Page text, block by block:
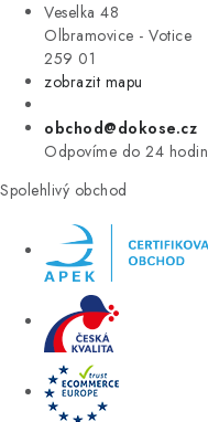
Veselka 48
Olbramovice - Votice
259 01
zobrazit mapu
obchod@dokose.cz
Odpovíme do 24 hodin
Spolehlivý obchod
VÝPRODEJ
ZNAČKY
Úvod Kontakt Blog
Moje objednávka